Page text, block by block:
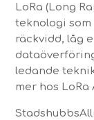
LoRa (Long
teknologi som
räckvidd, låg
ledande
mer hos LoRa